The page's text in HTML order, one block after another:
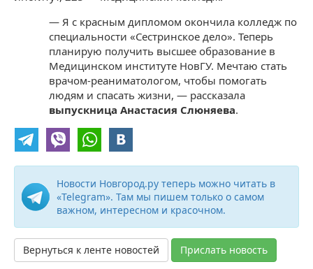
— Я с красным дипломом окончила колледж по
специальности «Сестринское дело». Теперь
планирую получить высшее образование в
Медицинском институте НовГУ. Мечтаю стать
врачом-реаниматологом, чтобы помогать
людям и спасать жизни, — рассказала
выпускница Анастасия Слюняева.
Новости Новгород.ру теперь можно читать в
«Telegram». Там мы пишем только о самом
важном, интересном и красочном.
Вернуться к ленте новостей Прислать новость